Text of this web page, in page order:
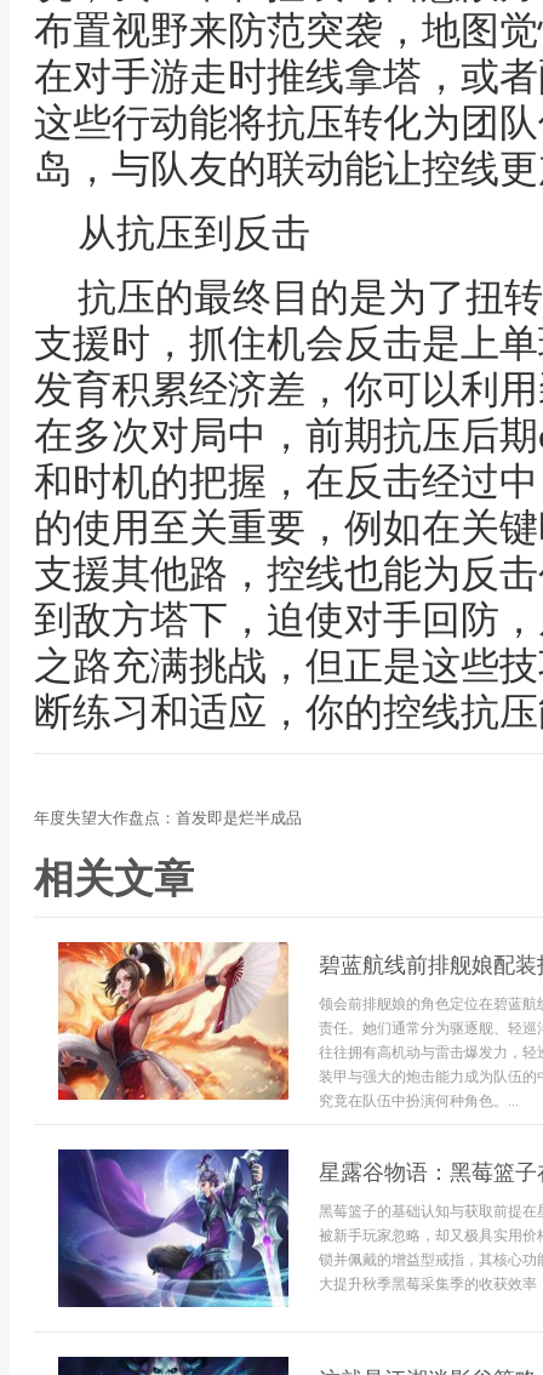
布置视野来防范突袭，地图
在对手游走时推线拿塔，或
这些行动能将抗压转化为团
岛，与队友的联动能让控线
从抗压到反击
抗压的最终目的是为了扭
支援时，抓住机会反击是上
发育积累经济差，你可以利
在多次对局中，前期抗压后
和时机的把握，在反击经过
的使用至关重要，例如在关
支援其他路，控线也能为反
到敌方塔下，迫使对手回防
之路充满挑战，但正是这些
断练习和适应，你的控线抗
年度失望大作盘点：首发即是烂半成品
相关文章
碧蓝航线前排舰娘配装
领会前排舰娘的角色定位在碧蓝
责任。她们通常分为驱逐舰、轻
往往拥有高机动与雷击爆发力，
装甲与强大的炮击能力成为队伍
究竟在队伍中扮演何种角色。...
星露谷物语：黑莓篮
黑莓篮子的基础认知与获取前提
被新手玩家忽略，却又极具实用
锁并佩戴的增益型戒指，其核心功
大提升秋季黑莓采集季的收获效率